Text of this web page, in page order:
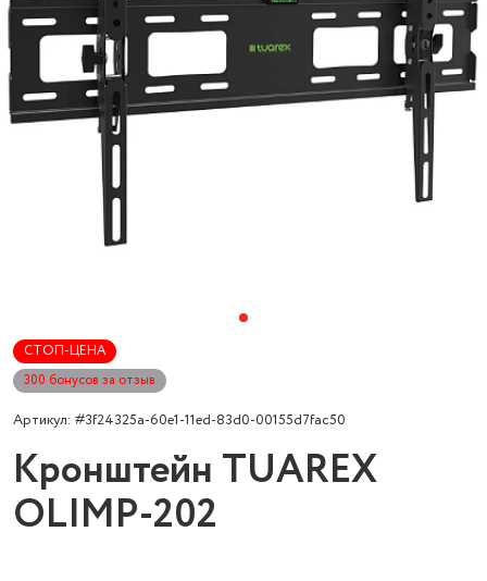
СТОП-ЦЕНА
300 бонусов за отзыв
Артикул: #3f24325a-60e1-11ed-83d0-00155d7fac50
Кронштейн TUAREX
OLIMP-202